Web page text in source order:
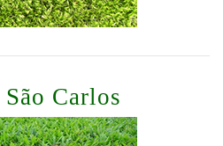
São Carlos